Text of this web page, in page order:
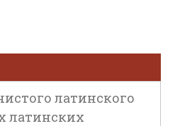
латинского
латинских